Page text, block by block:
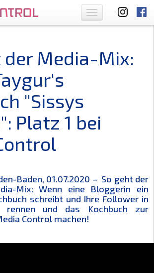
Toggle
navigation
der Media-Mix:
"Sissys
Platz 1 bei
Baden, 01.07.2020 – So geht der
Mix: Wenn eine Bloggerin ein
schreibt und Ihre Follower in
rennen und das Kochbuch zur
Control machen!